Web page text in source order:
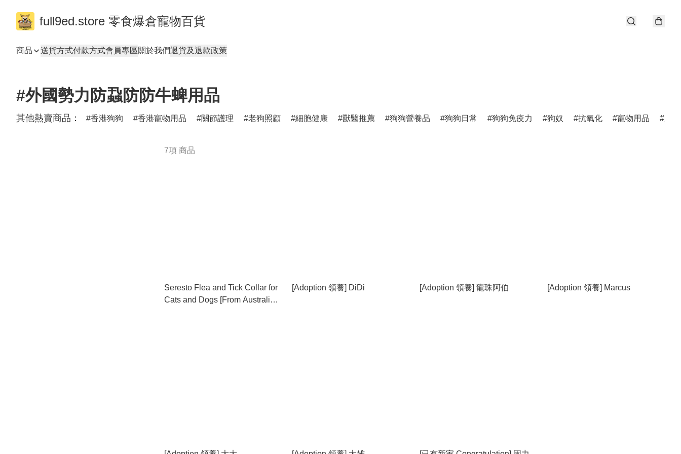
full9ed.store 零食爆倉寵物百貨
商品 送貨方式付款方式會員專區關於我們退貨及退款政策
#外國勢力防蝨防防牛蜱用品
其他熱賣商品： 香港狗狗 香港寵物用品 關節護理 老狗照顧 細胞健康 獸醫推薦 狗狗營養品 狗狗日常 狗狗免疫力 狗奴 抗氧化 寵物用品
7項 商品
Seresto Flea and Tick Collar for
Cats and Dogs [From Australia /
[Adoption 領養] DiDi [Adoption 領養] 龍珠阿伯 [Adoption 領養] Marcus